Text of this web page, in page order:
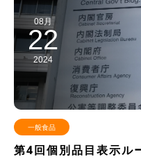
08月
22
2024
一般食品
第4回個別品目表示ル